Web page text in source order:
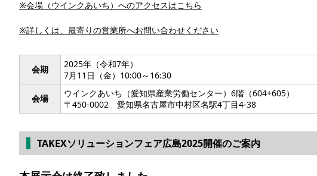
※会場（ウインクあいち）へのアクセスはこちら
※詳しくは、最寄りの営業所へお問い合わせください
会期
2025年（令和7年）
7月11日（金）10:00～16:30
会場
ウインクあいち（愛知県産業労働センター）6階（604+605）
〒450-0002 愛知県名古屋市中村区名駅4丁目4-38
TAKEXソリューションフェア広島2025開催のご案内